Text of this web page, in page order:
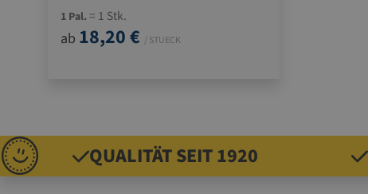
1 Pal. = 1 Stk.
ab 18,20 € / STUECK
QUALITÄT SEIT 1920